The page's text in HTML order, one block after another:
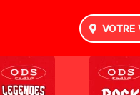
VOTRE